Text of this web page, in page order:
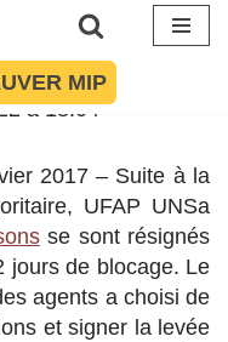
MIP
à 18:04
2017 – Suite à la
UFAP UNSa
se sont résignés
jours de blocage. Le
agents a choisi de
et signer la levée